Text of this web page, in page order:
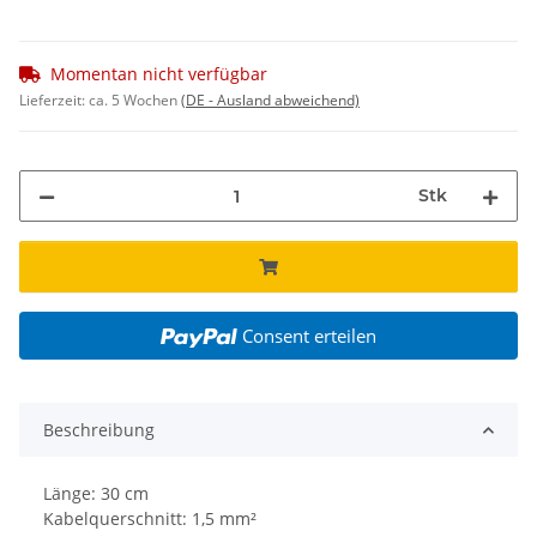
Momentan nicht verfügbar
Lieferzeit:ca. 5 Wochen(DE - Ausland abweichend)
Stk
Consent erteilen
Beschreibung
Länge: 30 cm
Kabelquerschnitt: 1,5 mm²